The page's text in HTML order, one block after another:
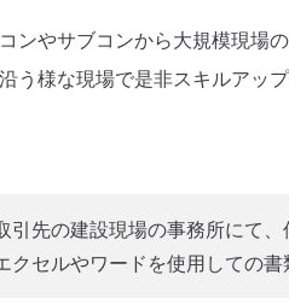
ンやサブコンから大規模現場
う様な現場で是非スキルアッ
引先の建設現場の事務所にて、
クセルやワードを使用しての